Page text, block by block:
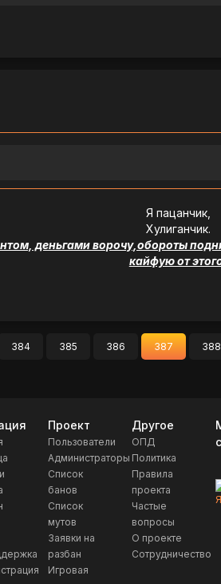
Я пацанчик,
Хулиганчик.
деньгами ворочу,обороты
кайфую от
384 385 386 387 388
Проект
Пользователи
Администраторы
Список
банов
Список
мутов
Заявки на
разбан
Игровая
Другое
ОПД
Политика
Правила
проекта
Частые
вопросы
О проекте
Сотрудничество